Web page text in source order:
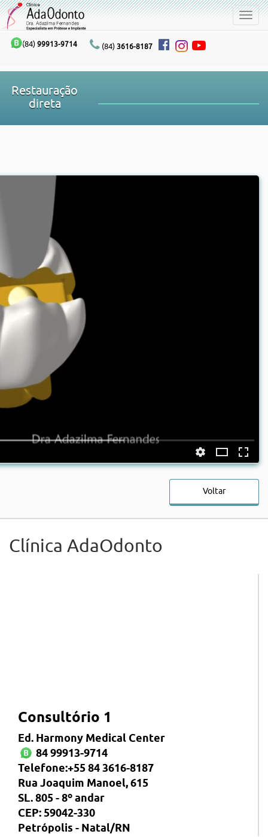
(84)99913-9714 (84)3616-8187
Restauração
direta
Voltar
Clínica AdaOdonto
Consultório 1
Ed. Harmony Medical Center
84 99913-9714
Telefone:+55 84 3616-8187
Rua Joaquim Manoel, 615
SL. 805 - 8º andar
CEP: 59042-330
Petrópolis - Natal/RN